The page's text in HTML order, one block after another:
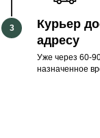
Курьер
адресу
Уже через 60-
назначенное